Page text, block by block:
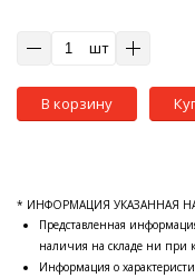
шт
В корзину
* ИНФОРМАЦИЯ УКАЗАННАЯ
Представленная
наличия на складе ни при
Информация о